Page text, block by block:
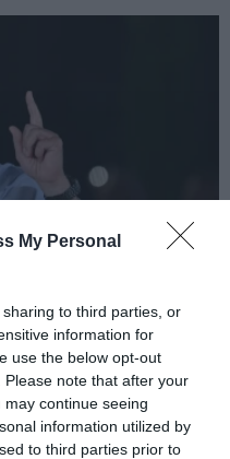
My Personal
to third parties, or
information for
use the below opt-out
note that after your
continue seeing
information utilized by
to third parties prior to
της ΑΕΚ που
και
του Αλέξη